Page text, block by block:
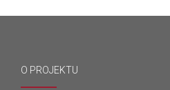
O PROJEKTU